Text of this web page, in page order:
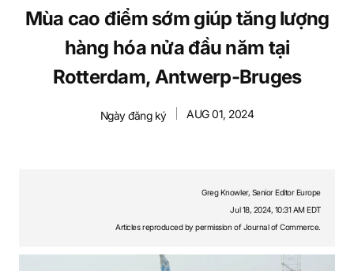
q
o
o
k
i
n
L
Mùa cao điểm sớm giúp tăng lượng
hàng hóa nửa đầu năm tại
Rotterdam, Antwerp-Bruges
Ngày đăng ký AUG 01, 2024
Greg Knowler, Senior Editor Europe
Jul 18, 2024, 10:31 AM EDT
Articles reproduced by permission of Journal of Commerce.